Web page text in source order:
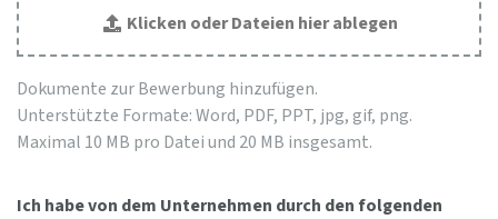
Klicken oder Dateien hier ablegen
Dokumente zur Bewerbung hinzufügen.
Unterstützte Formate: Word, PDF, PPT, jpg, gif, png.
Maximal 10 MB pro Datei und 20 MB insgesamt.
Ich habe von dem Unternehmen durch den folgenden